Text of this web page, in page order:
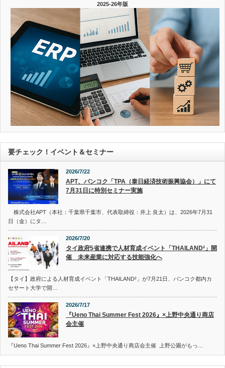
2025-26年版
要チェック！イベント＆セミナー
2026/7/22
APT、バンコク「TPA（泰日経済技術振興協会）」にて
7月31日に特別セミナー実施
株式会社APT（本社：千葉県千葉市、代表取締役：井上 良太）は、2026年7月31
日（金）にタ…
2026/7/20
タイ政府5省連携で人材育成イベント「THAILAND²」開
催 未来産業に対応する技能強化へ
【タイ】政府による人材育成イベント「THAILAND²」が7月21日、バンコク都内カ
セサート大学で開…
2026/7/17
『Ueno Thai Summer Fest 2026』×上野中央通り商店
会主催
『Ueno Thai Summer Fest 2026』×上野中央通り商店会主催 上野公園がもっ…